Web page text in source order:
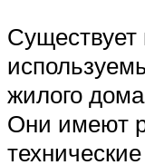
Существует
жилого
Они имеют